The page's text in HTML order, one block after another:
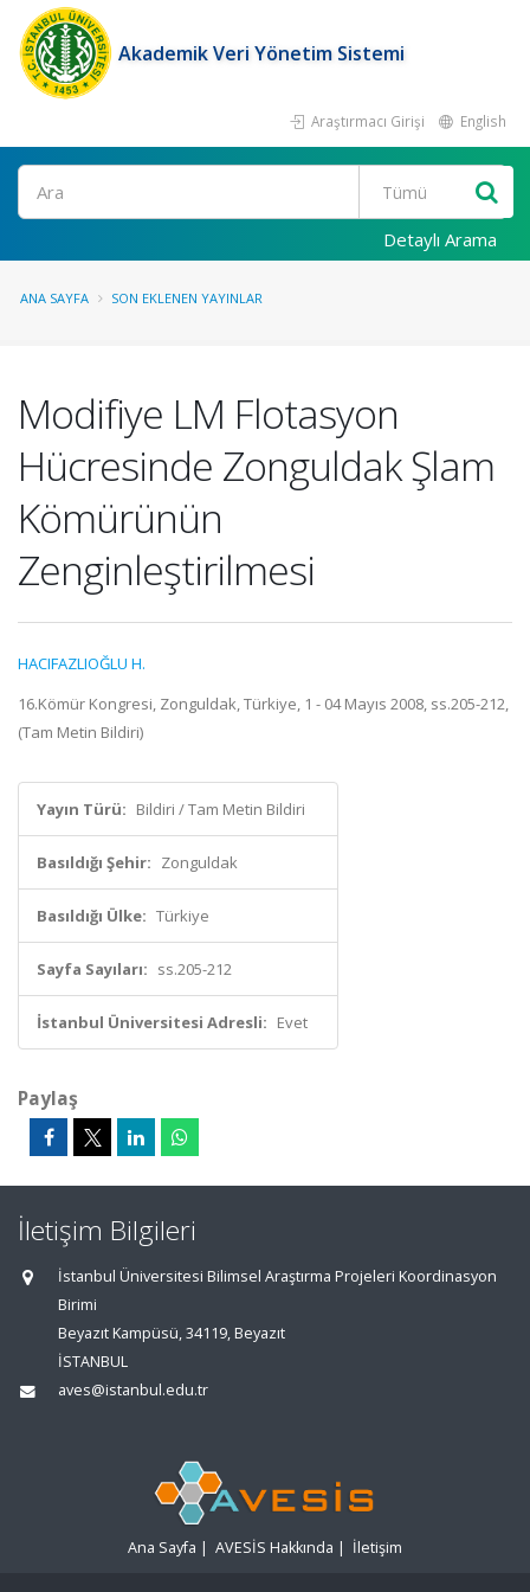
Akademik Veri Yönetim Sistemi
Araştırmacı Girişi English
Ara
Detaylı Arama
ANA SAYFA SON EKLENEN YAYINLAR
Modifiye LM Flotasyon
Hücresinde Zonguldak Şlam
Kömürünün
Zenginleştirilmesi
HACIFAZLIOĞLU H.
16.Kömür Kongresi, Zonguldak, Türkiye, 1 - 04 Mayıs 2008, ss.205-212,
(Tam Metin Bildiri)
Yayın Türü: Bildiri / Tam Metin Bildiri
Basıldığı Şehir: Zonguldak
Basıldığı Ülke: Türkiye
Sayfa Sayıları: ss.205-212
İstanbul Üniversitesi Adresli: Evet
Paylaş
İletişim Bilgileri
İstanbul Üniversitesi Bilimsel Araştırma Projeleri Koordinasyon
Birimi
Beyazıt Kampüsü, 34119, Beyazıt
İSTANBUL
aves@istanbul.edu.tr
Ana Sayfa | AVESİS Hakkında | İletişim